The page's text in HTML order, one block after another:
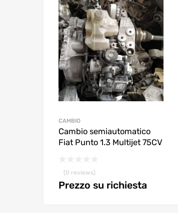
CAMBIO
Cambio semiautomatico
Fiat Punto 1.3 Multijet 75CV
(0 reviews)
Prezzo su richiesta